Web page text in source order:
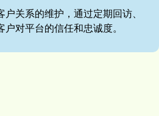
关系的维护，通过定期回访、
对平台的信任和忠诚度。